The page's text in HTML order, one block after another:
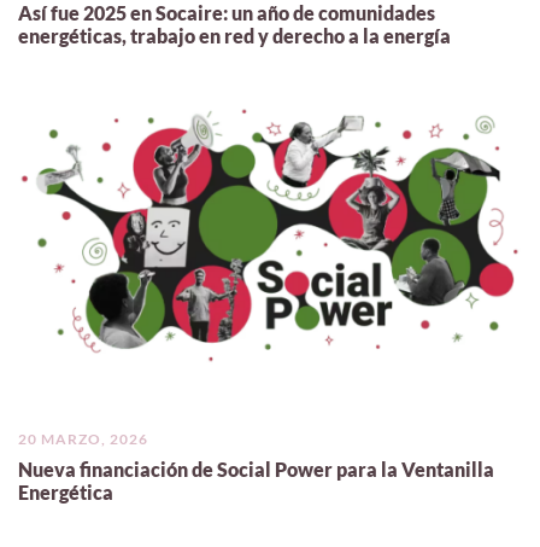
Así fue 2025 en Socaire: un año de comunidades
energéticas, trabajo en red y derecho a la energía
20 MARZO, 2026
Nueva financiación de Social Power para la Ventanilla
Energética